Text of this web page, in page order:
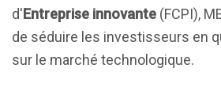
d'Entreprise innovante (FCPI),
de séduire les investisseurs en
sur le marché technologique.